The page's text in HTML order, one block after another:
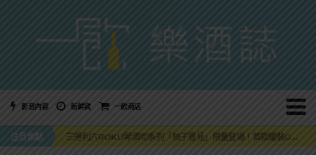
影音內容 新鮮貨 一飲商店
注目焦點
萬眾敲碗如期回歸！SUNMAI金色三麥3度攜手花蓮瓜農品牌「阿強西瓜」
三得利六ROKU琴酒旬系列「柚子雪見」限量登場！首款罐裝GIN SODA 10月同步上市
美國正式恢復蘇格蘭威士忌零關稅！烈酒產業再次迎來重磅利多